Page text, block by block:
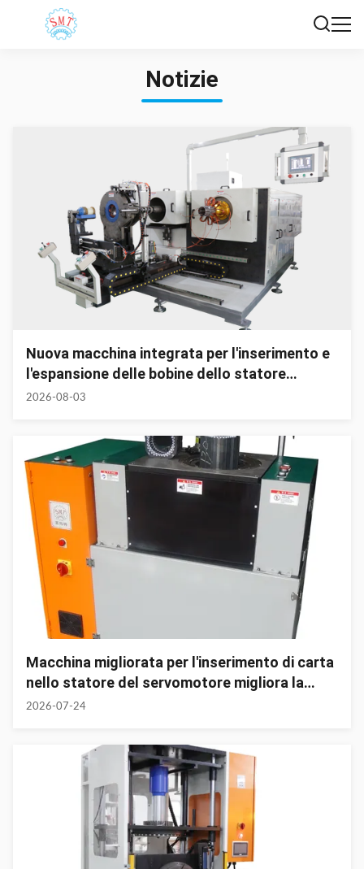
Notizie
Nuova macchina integrata per l'inserimento e
l'espansione delle bobine dello statore
ottimizza il flusso di lavoro dell'avvolgimento
2026-08-03
Macchina migliorata per l'inserimento di carta
nello statore del servomotore migliora la
qualità dell'isolamento del motore e
2026-07-24